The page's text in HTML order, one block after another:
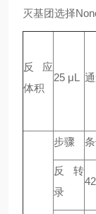
灭基团选择
反应
体积
25 μL
步骤
反转
录